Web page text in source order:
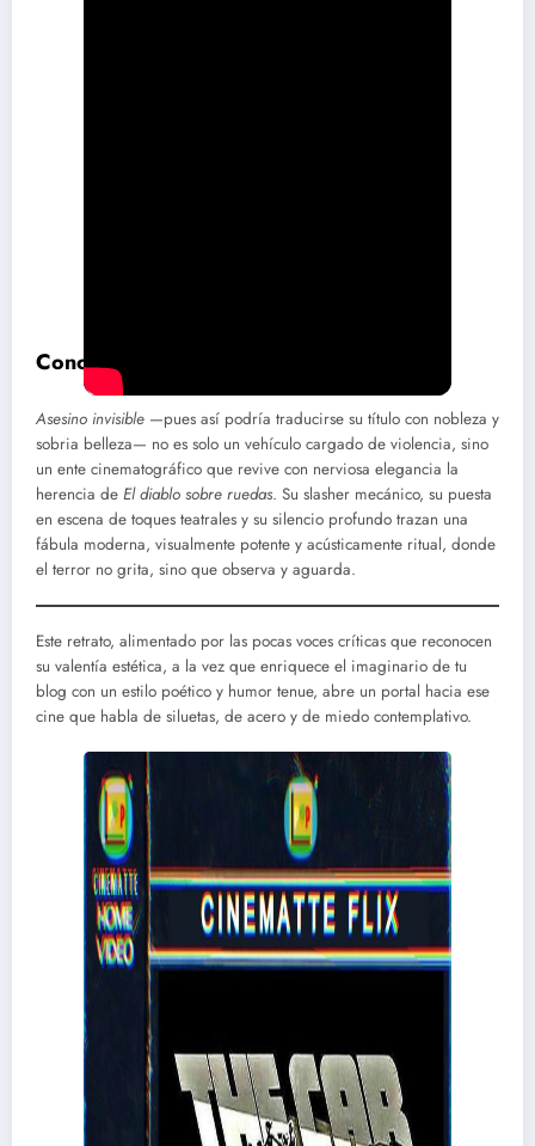
Conclusión lírica
Asesino invisible —pues así podría traducirse su título con nobleza y
sobria belleza— no es solo un vehículo cargado de violencia, sino
un ente cinematográfico que revive con nerviosa elegancia la
herencia de El diablo sobre ruedas. Su slasher mecánico, su puesta
en escena de toques teatrales y su silencio profundo trazan una
fábula moderna, visualmente potente y acústicamente ritual, donde
el terror no grita, sino que observa y aguarda.
Este retrato, alimentado por las pocas voces críticas que reconocen
su valentía estética, a la vez que enriquece el imaginario de tu
blog con un estilo poético y humor tenue, abre un portal hacia ese
cine que habla de siluetas, de acero y de miedo contemplativo.